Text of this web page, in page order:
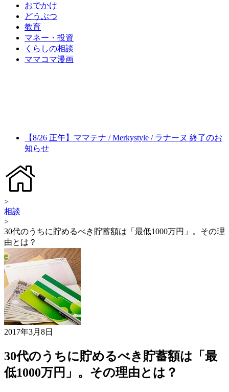
おでかけ
どうぶつ
教育
マネー・投資
くらしの相談
ママコマ漫画
【8/26 正午】ママテナ / Merkystyle / ラナーヌ 終了のお
知らせ
>
相談
>
30代のうちに貯めるべき貯蓄額は「最低1000万円」。その理
由とは？
2017年3月8日
30代のうちに貯めるべき貯蓄額は「最
低1000万円」。その理由とは？